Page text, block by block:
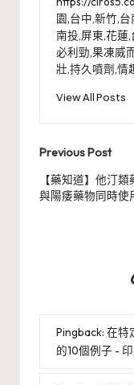
園,台中,新竹,
南投,屏東,花蓮
必利勁,果凍威
壯,持久噴劑,情
View All Posts
Post
Previous Post
【藥知道】他汀類
與陽痿藥物同時使
Pingback: 在特
的10個例子 -